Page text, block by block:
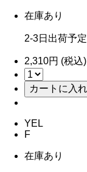
在庫あり
2-3日出荷予定
2,310円 (税込)
YEL
F
在庫あり